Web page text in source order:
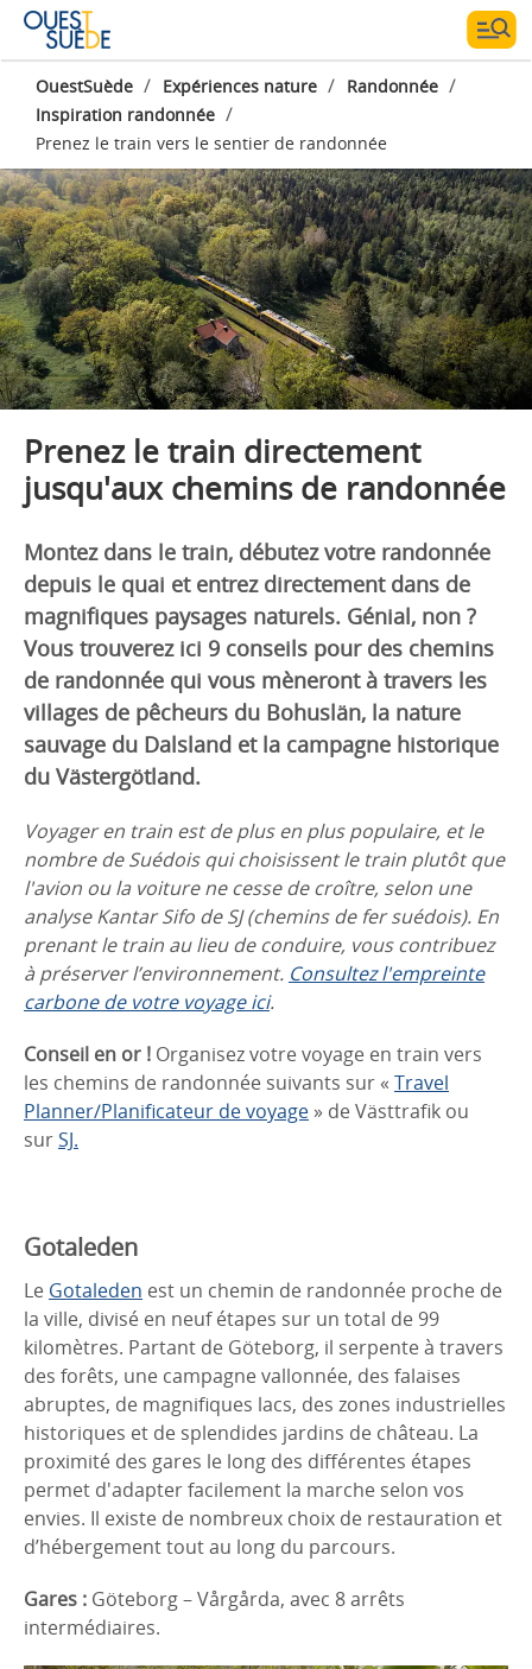
OuestSuède / Expériences nature / Randonnée /
Inspiration randonnée /
Prenez le train vers le sentier de randonnée
Photographe:
Prenez le train directement
jusqu'aux chemins de randonnée
Montez dans le train, débutez votre randonnée
depuis le quai et entrez directement dans de
magnifiques paysages naturels. Génial, non ?
Vous trouverez ici 9 conseils pour des chemins
de randonnée qui vous mèneront à travers les
villages de pêcheurs du Bohuslän, la nature
sauvage du Dalsland et la campagne historique
du Västergötland.
Voyager en train est de plus en plus populaire, et le
nombre de Suédois qui choisissent le train plutôt que
l'avion ou la voiture ne cesse de croître, selon une
analyse Kantar Sifo de SJ (chemins de fer suédois). En
prenant le train au lieu de conduire, vous contribuez
à préserver l’environnement. Consultez l'empreinte
carbone de votre voyage ici.
Conseil en or ! Organisez votre voyage en train vers
les chemins de randonnée suivants sur « Travel
Planner/Planificateur de voyage » de Västtrafik ou
surSJ.
Gotaleden
Le Gotaleden est un chemin de randonnée proche de
la ville, divisé en neuf étapes sur un total de 99
kilomètres. Partant de Göteborg, il serpente à travers
des forêts, une campagne vallonnée, des falaises
abruptes, de magnifiques lacs, des zones industrielles
historiques et de splendides jardins de château. La
proximité des gares le long des différentes étapes
permet d'adapter facilement la marche selon vos
envies. Il existe de nombreux choix de restauration et
d’hébergement tout au long du parcours.
Gares : Göteborg – Vårgårda, avec 8 arrêts
intermédiaires.